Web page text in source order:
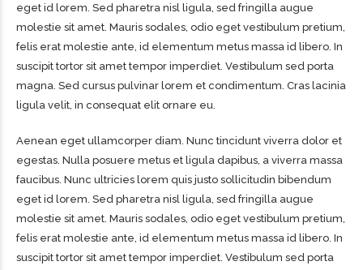
eget id lorem. Sed pharetra nisl ligula, sed fringilla augue
molestie sit amet. Mauris sodales, odio eget vestibulum pretium,
felis erat molestie ante, id elementum metus massa id libero. In
suscipit tortor sit amet tempor imperdiet. Vestibulum sed porta
magna. Sed cursus pulvinar lorem et condimentum. Cras lacinia
ligula velit, in consequat elit ornare eu.
Aenean eget ullamcorper diam. Nunc tincidunt viverra dolor et
egestas. Nulla posuere metus et ligula dapibus, a viverra massa
faucibus. Nunc ultricies lorem quis justo sollicitudin bibendum
eget id lorem. Sed pharetra nisl ligula, sed fringilla augue
molestie sit amet. Mauris sodales, odio eget vestibulum pretium,
felis erat molestie ante, id elementum metus massa id libero. In
suscipit tortor sit amet tempor imperdiet. Vestibulum sed porta